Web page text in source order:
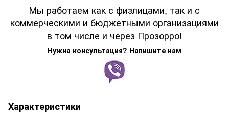
Мы работаем как с физлицами, так и с
коммерческими и бюджетными организациями
в том числе и через Прозорро!
Нужна консультация? Напишите нам
Характеристики